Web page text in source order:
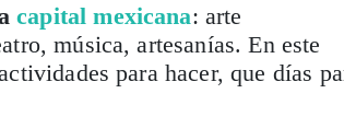
capital mexicana: arte
música, artesanías. En este
para hacer, que días